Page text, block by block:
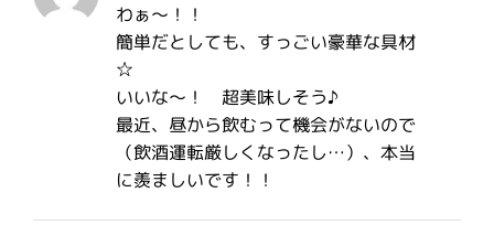
わぁ～！！
簡単だとしても、すっごい豪華な具材
☆
いいな～！ 超美味しそう♪
最近、昼から飲むって機会がないので
（飲酒運転厳しくなったし…）、本当
に羨ましいです！！